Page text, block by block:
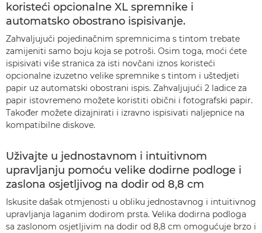
koristeći opcionalne XL spremnike i
automatsko obostrano ispisivanje.
Zahvaljujući pojedinačnim spremnicima s tintom trebate
zamijeniti samo boju koja se potroši. Osim toga, moći ćete
ispisivati više stranica za isti novčani iznos koristeći
opcionalne izuzetno velike spremnike s tintom i uštedjeti
papir uz automatski obostrani ispis. Zahvaljujući 2 ladice za
papir istovremeno možete koristiti obični i fotografski papir.
Također možete dizajnirati i izravno ispisivati naljepnice na
kompatibilne diskove.
Uživajte u jednostavnom i intuitivnom
upravljanju pomoću velike dodirne podloge i
zaslona osjetljivog na dodir od 8,8 cm
Iskusite dašak otmjenosti u obliku jednostavnog i intuitivnog
upravljanja laganim dodirom prsta. Velika dodirna podloga
sa zaslonom osjetljivim na dodir od 8,8 cm omogućuje brzo i